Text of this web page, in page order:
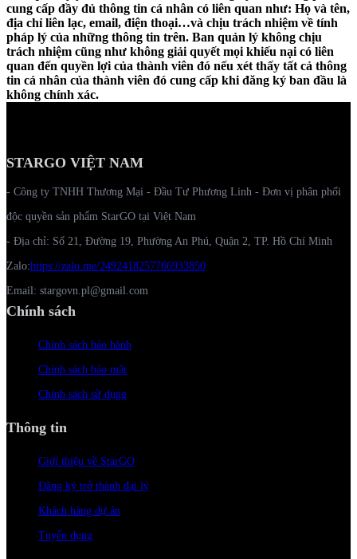
cung cấp đầy đủ thông tin cá nhân có liên quan như: Họ và tên,
địa chỉ liên lạc, email, điện thoại…và chịu trách nhiệm về tính
pháp lý của những thông tin trên. Ban quản lý không chịu
trách nhiệm cũng như không giải quyết mọi khiếu nại có liên
quan đến quyền lợi của thành viên đó nếu xét thấy tất cả thông
tin cá nhân của thành viên đó cung cấp khi đăng ký ban đầu là
không chính xác.
STARGO VIỆT NAM
- Công ty TNHH Thương Mại - Đầu Tư Phương Linh - Đơn vị phân phối
độc quyền sản phẩm StarGO tại Việt Nam
- Địa chỉ: Số 21, Đường 19, Phường An Phú, Quận 2, TP. Hồ Chí Minh
Zalo:https://zalo.me/2492418257766933850
Email: stargovn.pl@gmail.com
Chính sách
Chính sách bảo hành
Chính sách bảo mật
Chính sách sử dụng
Thông tin
Giới thiệu về StarGO
Đăng ký trở thành đại lý
Khách hàng dự án
Tuyển dụng